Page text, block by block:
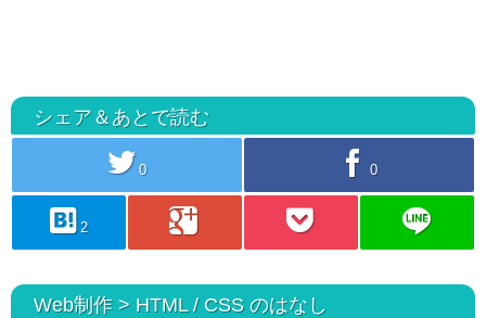
シェア＆あとで読む
twitter 0 facebook 0
hatebu 2 googleplus pocket line
Web制作 > HTML / CSS のはなし